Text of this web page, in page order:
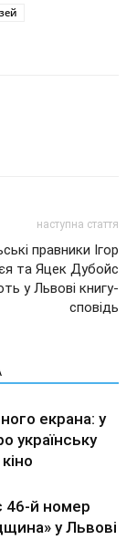
наступна стаття
правники Ігор
та Яцек Дубойс
у Львові книгу-
сповідь
екрана: у
українську
й номер
у Львові